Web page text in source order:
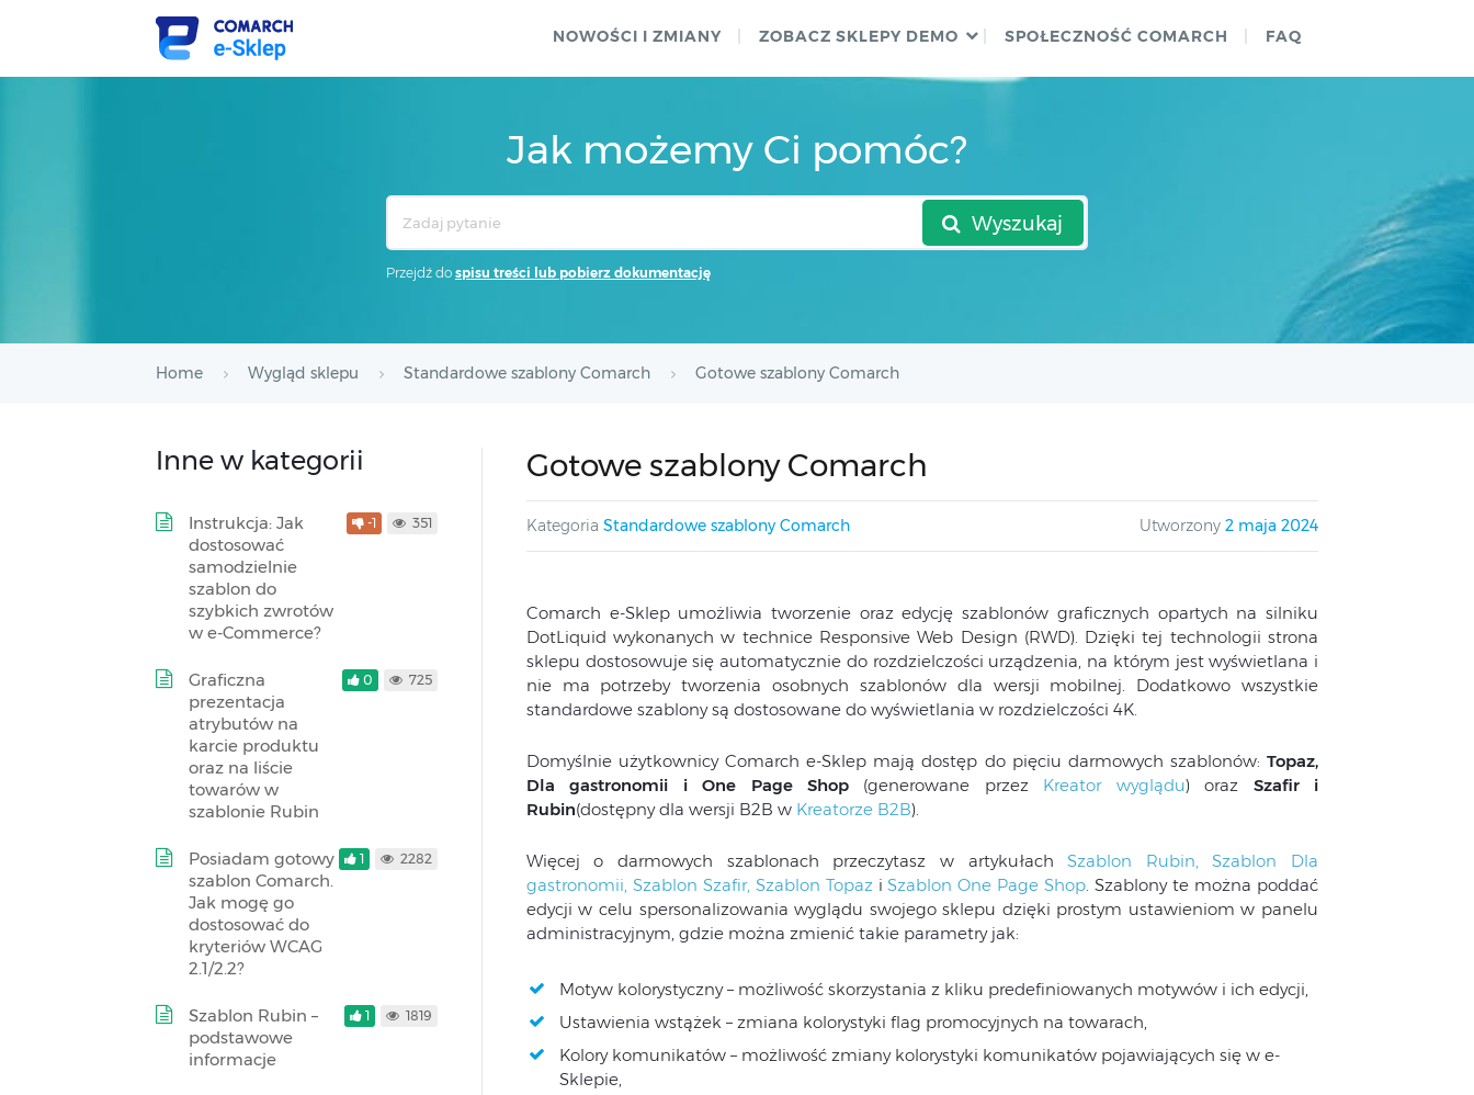
NOWOŚCI I ZMIANY ZOBACZ SKLEPY DEMO SPOŁECZNOŚĆ COMARCH FAQ
Jak możemy Ci pomóc?
Wyszukaj
Przejdź do spisu treści lub pobierz dokumentację
Home Wygląd sklepu Standardowe szablony Comarch Gotowe szablony Comarch
Gotowe szablony Comarch
Kategoria Standardowe szablony Comarch Utworzony 2 maja 2024
Comarch e-Sklep umożliwia tworzenie oraz edycję szablonów graficznych opartych na silniku
DotLiquid wykonanych w technice Responsive Web Design (RWD). Dzięki tej technologii strona
sklepu dostosowuje się automatycznie do rozdzielczości urządzenia, na którym jest wyświetlana i
nie ma potrzeby tworzenia osobnych szablonów dla wersji mobilnej. Dodatkowo wszystkie
standardowe szablony są dostosowane do wyświetlania w rozdzielczości 4K.
Domyślnie użytkownicy Comarch e-Sklep mają dostęp do pięciu darmowych szablonów: Topaz,
Dla gastronomii i One Page Shop (generowane przezKreator wyglądu) oraz Szafir i
Rubin(dostępny dla wersji B2B w Kreatorze B2B).
Więcej o darmowych szablonach przeczytasz w artykułachSzablon Rubin,
Szablon Dla
gastronomii, Szablon Szafir, Szablon TopaziSzablon One Page Shop. Szablony te można poddać
edycji w celu spersonalizowania wyglądu swojego sklepu dzięki prostym ustawieniom w panelu
administracyjnym, gdzie można zmienić takie parametry jak:
Motyw kolorystyczny – możliwość skorzystania z kliku predefiniowanych motywów i ich edycji,
Ustawienia wstążek – zmiana kolorystyki flag promocyjnych na towarach,
Kolory komunikatów – możliwość zmiany kolorystyki komunikatów pojawiających się w e-
Sklepie,
Inne w kategorii
Instrukcja: Jak
dostosować
samodzielnie
szablon do
szybkich zwrotów
w e-Commerce?
-1 351
Graficzna
prezentacja
atrybutów na
karcie produktu
oraz na liście
towarów w
szablonie Rubin
0 725
Posiadam gotowy
szablon Comarch.
Jak mogę go
dostosować do
kryteriów WCAG
2.1/2.2?
1 2282
Szablon Rubin –
podstawowe
informacje
1 1819